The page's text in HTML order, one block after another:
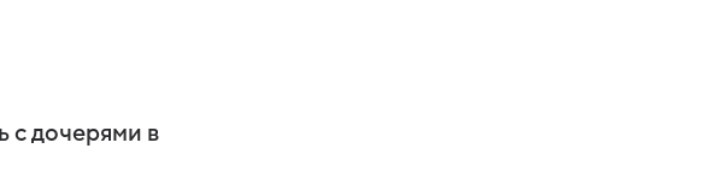
с дочерями в